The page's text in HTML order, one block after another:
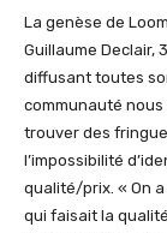
La genèse de
Guillaume Declair,
diffusant toutes
communauté
trouver des
l’impossibilité
qualité/prix. « On
qui faisait la